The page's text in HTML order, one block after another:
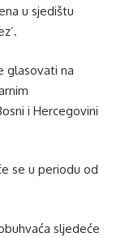
u sjedištu
glasovati na
i Hercegovini
se u periodu od
sljedeće